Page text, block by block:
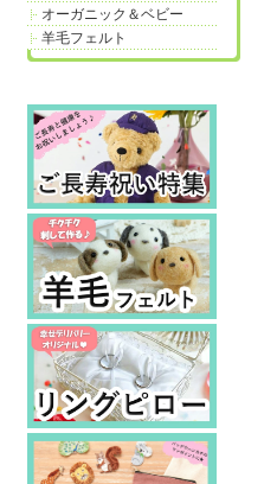
オーガニック＆ベビー
羊毛フェルト